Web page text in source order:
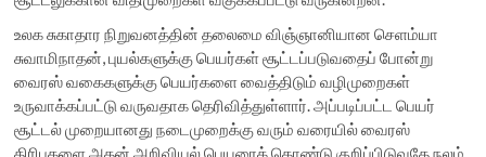
உலக சுகாதார நிறுவனத்தின் தலைமை விஞ்ஞானியான செளம்யா
சுவாமிநாதன், புயல்களுக்கு பெயர்கள் சூட்டப்படுவதைப் போன்று
வைரஸ் வகைகளுக்கு பெயர்களை வைத்திடும் வழிமுறைகள்
உருவாக்கப்பட்டு வருவதாக தெரிவித்துள்ளார். அப்படிப்பட்ட பெயர்
சூட்டல் முறையானது நடைமுறைக்கு வரும் வரையில் வைரஸ்